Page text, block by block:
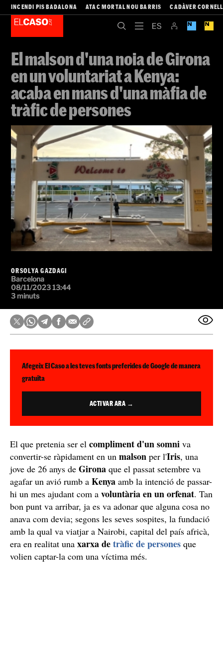
INCENDI PIS BADALONA ATAC MORTAL NOU BARRIS CADÀVER
El malson d'una noia de Girona
en un voluntariat a Kenya:
acaba en mans d'una màfia de
tràfic de persones
ORSOLYA GAZDAGI
Barcelona
08/11/2023 13:44
3 minuts
Afegeix El Caso a les teves fonts preferides de Google de manera
gratuïta
ACTIVAR ARA →
El que pretenia ser el compliment d'un somni va
convertir-se ràpidament en un malson per l'Iris, una
jove de 26 anys de Girona que el passat setembre va
agafar un avió rumb a Kenya amb la intenció de passar-
hi un mes ajudant com a voluntària en un orfenat. Tan
bon punt va arribar, ja es va adonar que alguna cosa no
anava com devia; segons les seves sospites, la fundació
amb la qual va viatjar a Nairobi, capital del país africà,
era en realitat una xarxa detràfic de persones que
volien captar-la com una víctima més.